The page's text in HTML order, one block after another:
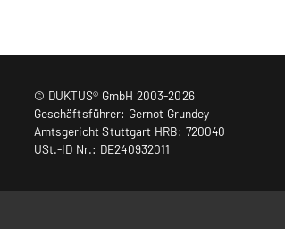
© DUKTUS® GmbH 2003-2026
Geschäftsführer: Gernot Grundey
Amtsgericht Stuttgart HRB: 720040
USt.-ID Nr.: DE240932011